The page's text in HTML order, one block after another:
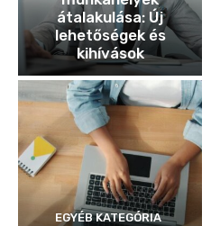
átalakulása: Új
lehetőségek és
kihívások
EGYÉB KATEGÓRIA